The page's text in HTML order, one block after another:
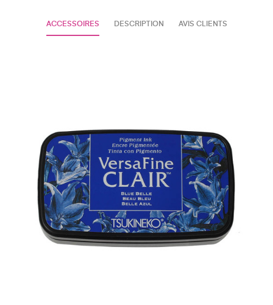
ACCESSOIRES DESCRIPTION AVIS CLIENTS